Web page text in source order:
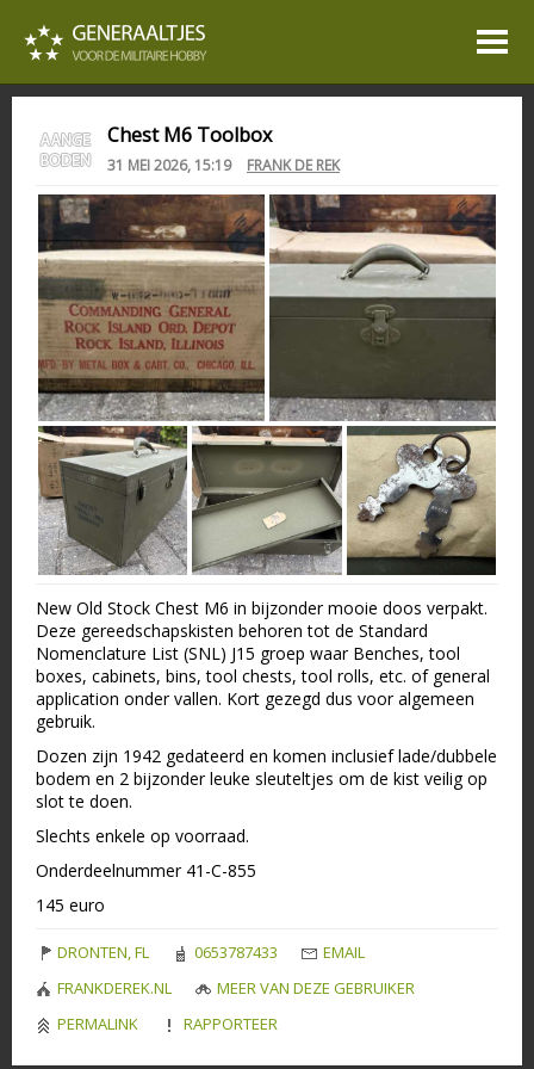
Chest M6 Toolbox
31 MEI 2026, 15:19 FRANK DE REK
New Old Stock Chest M6 in bijzonder mooie doos verpakt.
Deze gereedschapskisten behoren tot de Standard
Nomenclature List (SNL) J15 groep waar Benches, tool
boxes, cabinets, bins, tool chests, tool rolls, etc. of general
application onder vallen. Kort gezegd dus voor algemeen
gebruik.
Dozen zijn 1942 gedateerd en komen inclusief lade/dubbele
bodem en 2 bijzonder leuke sleuteltjes om de kist veilig op
slot te doen.
Slechts enkele op voorraad.
Onderdeelnummer 41-C-855
145 euro
DRONTEN, FL 0653787433
EMAIL
FRANKDEREK.NL
MEER VAN DEZE GEBRUIKER
PERMALINK
RAPPORTEER